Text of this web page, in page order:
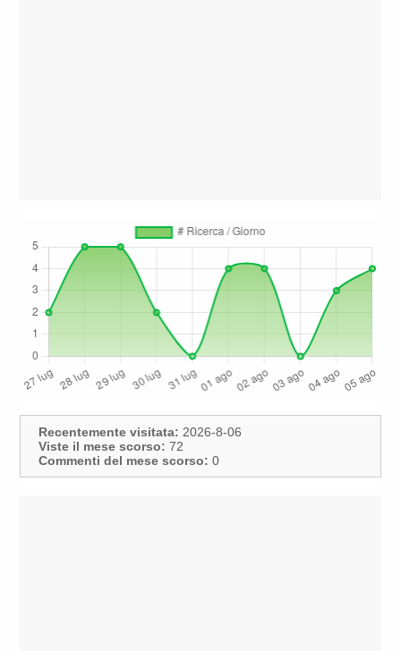
Recentemente visitata: 2026-8-06
Viste il mese scorso: 72
Commenti del mese scorso: 0